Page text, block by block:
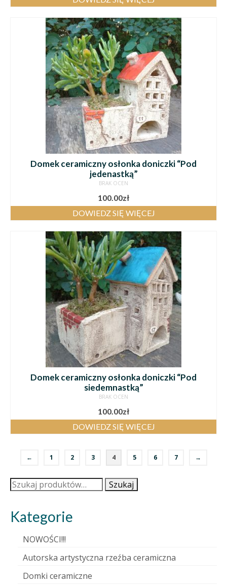
Domek ceramiczny osłonka doniczki “Pod
jedenastką”
BRAK OCEN
100.00zł
DOWIEDZ SIĘ WIĘCEJ
Domek ceramiczny osłonka doniczki “Pod
siedemnastką”
BRAK OCEN
100.00zł
DOWIEDZ SIĘ WIĘCEJ
← 1 2 3 4 5 6 7 →
Szukaj: Szukaj
Kategorie
NOWOŚCI!!!
Autorska artystyczna rzeźba ceramiczna
Domki ceramiczne